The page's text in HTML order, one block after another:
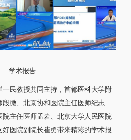
学术报告
一民教授共同主持，首都医科大学附
段微、北京协和医院主任医师纪志
院主任医师孟岩、北京大学人民医院
好医院副院长崔勇带来精彩的学术报